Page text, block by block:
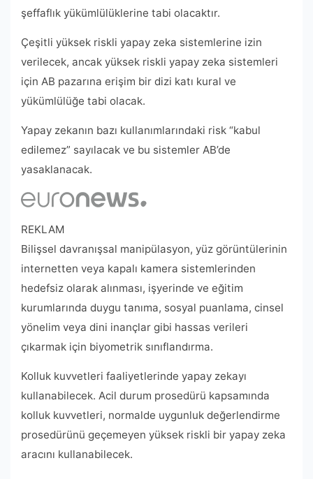
şeffaflık yükümlülüklerine tabi olacaktır.
Çeşitli yüksek riskli yapay zeka sistemlerine izin
verilecek, ancak yüksek riskli yapay zeka sistemleri
için AB pazarına erişim bir dizi katı kural ve
yükümlülüğe tabi olacak.
Yapay zekanın bazı kullanımlarındaki risk “kabul
edilemez” sayılacak ve bu sistemler AB’de
yasaklanacak.
REKLAM
Bilişsel davranışsal manipülasyon, yüz görüntülerinin
internetten veya kapalı kamera sistemlerinden
hedefsiz olarak alınması, işyerinde ve eğitim
kurumlarında duygu tanıma, sosyal puanlama, cinsel
yönelim veya dini inançlar gibi hassas verileri
çıkarmak için biyometrik sınıflandırma.
Kolluk kuvvetleri faaliyetlerinde yapay zekayı
kullanabilecek. Acil durum prosedürü kapsamında
kolluk kuvvetleri, normalde uygunluk değerlendirme
prosedürünü geçemeyen yüksek riskli bir yapay zeka
aracını kullanabilecek.